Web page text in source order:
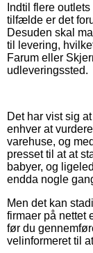
Indtil flere
tilfælde er det
Desuden skal
til levering,
Farum eller
udleveringssted.
Det har vist sig
enhver at
varehuse, og
presset til at at
babyer, og
endda nogle
Men det kan
firmaer på nettet
før du
velinformeret til